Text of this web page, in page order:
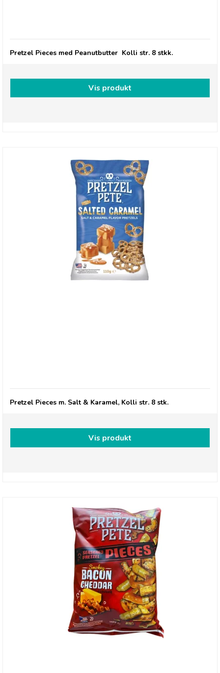
Pretzel Pieces med Peanutbutter Kolli str. 8 stkk.
Vis produkt
Pretzel Pieces m. Salt & Karamel, Kolli str. 8 stk.
Vis produkt